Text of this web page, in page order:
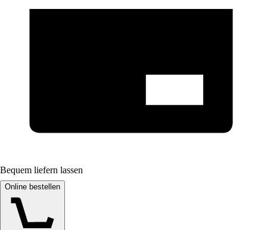
Bequem liefern lassen
Online bestellen